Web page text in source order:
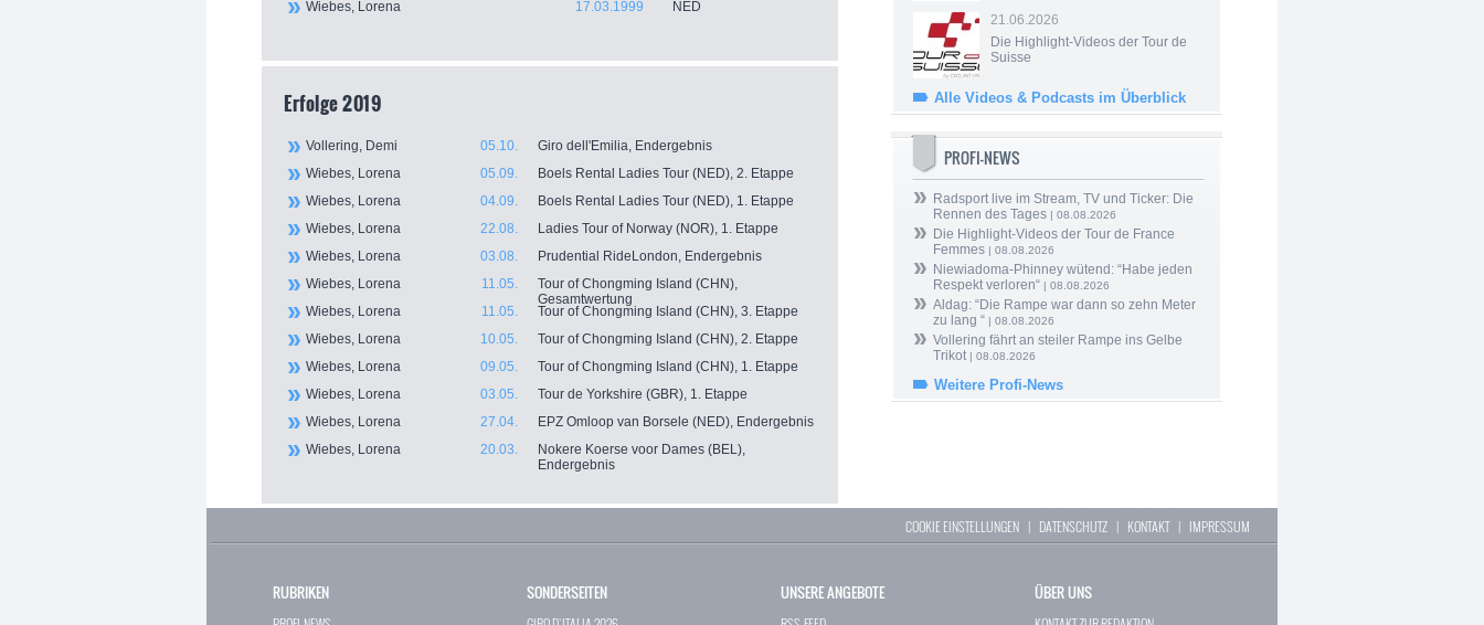
Wiebes, Lorena
17.03.1999 NED
Erfolge 2019
Vollering, Demi Giro dell'Emilia, Endergebnis
05.10.
Wiebes, Lorena
Boels Rental Ladies Tour (NED), 2. Etappe
05.09.
Wiebes, Lorena
Boels Rental Ladies Tour (NED), 1. Etappe
04.09.
Wiebes, Lorena
Ladies Tour of Norway (NOR), 1. Etappe
22.08.
Wiebes, Lorena
Prudential RideLondon, Endergebnis
03.08.
Wiebes, Lorena
Tour of Chongming Island (CHN),
Gesamtwertung
11.05.
Wiebes, Lorena
Tour of Chongming Island (CHN), 3. Etappe
11.05.
Wiebes, Lorena
Tour of Chongming Island (CHN), 2. Etappe
10.05.
Wiebes, Lorena
Tour of Chongming Island (CHN), 1. Etappe
09.05.
Wiebes, Lorena
Tour de Yorkshire (GBR), 1. Etappe
03.05.
Wiebes, Lorena
EPZ Omloop van Borsele (NED), Endergebnis
27.04.
Wiebes, Lorena
Nokere Koerse voor Dames (BEL),
Endergebnis
20.03.
21.06.2026
Die Highlight-Videos der Tour de
Suisse
Alle Videos & Podcasts im Überblick
PROFI-NEWS
Radsport live im Stream, TV und Ticker: Die
Rennen des Tages | 08.08.2026
Die Highlight-Videos der Tour de France
Femmes | 08.08.2026
Niewiadoma-Phinney wütend: “Habe jeden
Respekt verloren“ | 08.08.2026
Aldag: “Die Rampe war dann so zehn Meter
zu lang “ | 08.08.2026
Vollering fährt an steiler Rampe ins Gelbe
Trikot| 08.08.2026
Weitere Profi-News
COOKIE EINSTELLUNGEN | DATENSCHUTZ | KONTAKT| IMPRESSUM
RUBRIKEN SONDERSEITEN UNSERE ANGEBOTE ÜBER UNS